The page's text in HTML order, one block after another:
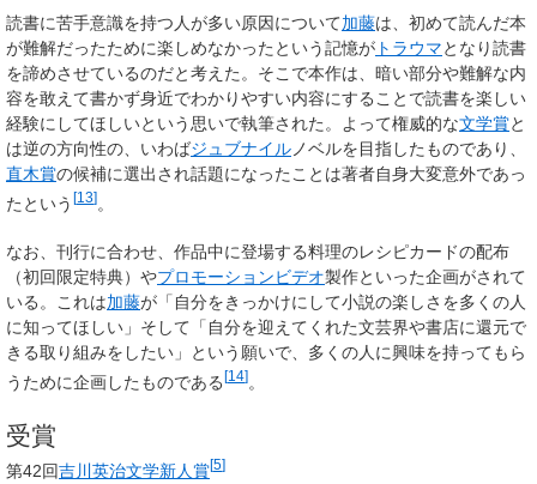
読書に苦手意識を持つ人が多い原因について加藤は、初めて読んだ本
が難解だったために楽しめなかったという記憶が トラウマとなり読書
を諦めさせているのだと考えた。そこで本作は、暗い部分や難解な内
容を敢えて書かず身近でわかりやすい内容にすることで読書を楽しい
経験にしてほしいという思いで執筆された。よって権威的な文学賞と
は逆の方向性の、いわばジュブナイルノベルを目指したものであり、
直木賞の候補に選出され話題になったことは著者自身大変意外であっ
たという [13] 。
なお、刊行に合わせ、作品中に登場する料理のレシピカードの配布
（初回限定特典）やプロモーションビデオ製作といった企画がされて
いる。これは加藤が「自分をきっかけにして小説の楽しさを多くの人
に知ってほしい」そして「自分を迎えてくれた文芸界や書店に還元で
きる取り組みをしたい」という願いで、多くの人に興味を持ってもら
うために企画したものである[14]
受賞
第42回吉川英治文学新人賞[5]